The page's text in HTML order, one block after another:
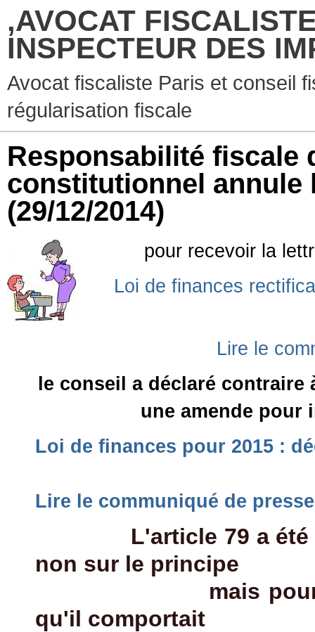
,AVOCAT
INSPECTEUR DES
Avocat fiscaliste Paris et conseil
régularisation fiscale
Responsabilité fiscale
constitutionnel annule
(29/12/2014)
pour recevoir la
Loi de finances
Lire le
le conseil a déclaré
une amende pour
Loi de finances pour 2015 :
Lire le communiqué de presse
L'article 79 a été
non sur le principe
mais pour les
qu'il comportait